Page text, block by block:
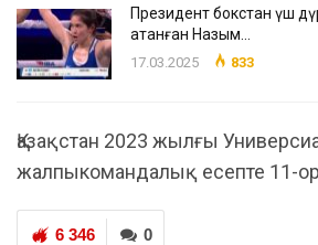
Президент бокстан үш
атанған Назым…
17.03.2025 833
Қазақстан 2023 жылғы
жалпыкомандалық есепте 11-
0
6 346